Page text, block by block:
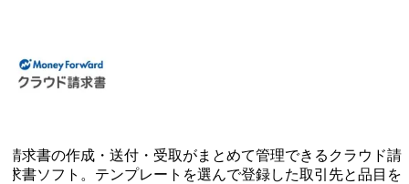
求書の作成・送付・受取がまとめて管理できるクラウド請
書ソフト。テンプレートを選んで登録した取引先と品目を